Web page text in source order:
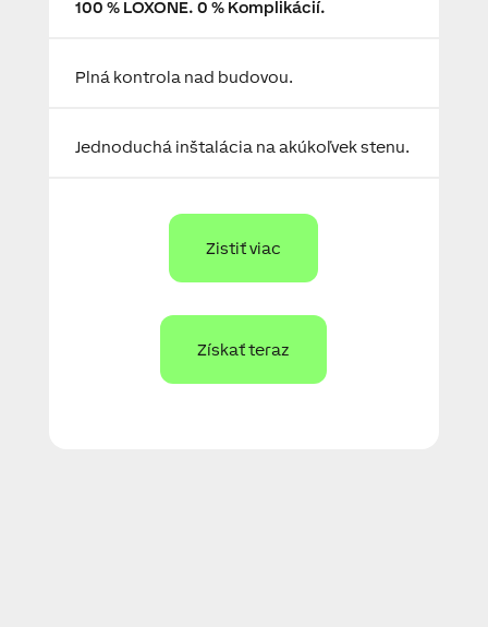
100 % LOXONE. 0 % Komplikácií.
Plná kontrola nad budovou.
Jednoduchá inštalácia na akúkoľvek stenu.
Zistiť viac
Získať teraz